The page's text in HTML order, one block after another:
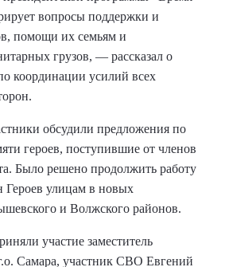
вопросы поддержки и
помощи их семьям и
грузов, — рассказал о
координации усилий всех
обсудили предложения по
героев, поступившие от членов
Было решено продолжить работу
улицам в новых
и Волжского районов.
участие заместитель
Самара, участник СВО Евгений